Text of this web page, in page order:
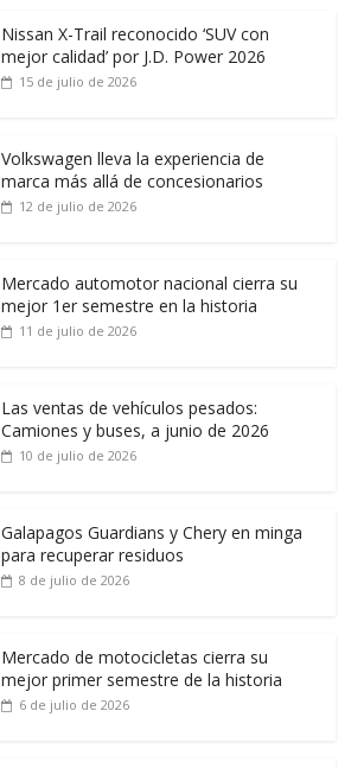
Nissan X-Trail reconocido ‘SUV con
mejor calidad’ por J.D. Power 2026
15 de julio de 2026
Volkswagen lleva la experiencia de
marca más allá de concesionarios
12 de julio de 2026
Mercado automotor nacional cierra su
mejor 1er semestre en la historia
11 de julio de 2026
Las ventas de vehículos pesados:
Camiones y buses, a junio de 2026
10 de julio de 2026
Galapagos Guardians y Chery en minga
para recuperar residuos
8 de julio de 2026
Mercado de motocicletas cierra su
mejor primer semestre de la historia
6 de julio de 2026